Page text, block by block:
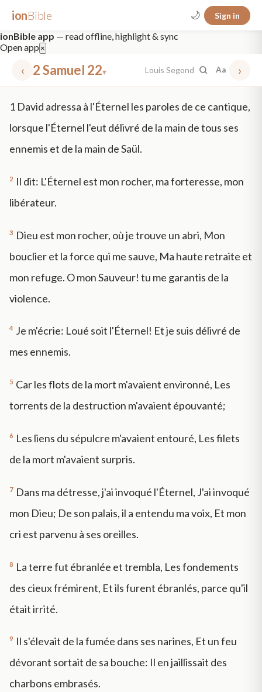
ionBible 🌙 Sign in
ionBible app — read offline, highlight & sync
Open app ×
‹ 2 Samuel 22▾ Louis Segond Aa ›
✕
nt faith "peace that passeth" grace -law
1 David adressa à l'Éternel les paroles de ce cantique,
lorsque l'Éternel l'eut délivré de la main de tous ses
ennemis et de la main de Saül.
2 Il dit: L'Éternel est mon rocher, ma forteresse, mon
libérateur.
3 Dieu est mon rocher, où je trouve un abri, Mon
bouclier et la force qui me sauve, Ma haute retraite et
mon refuge. O mon Sauveur! tu me garantis de la
violence.
4 Je m'écrie: Loué soit l'Éternel! Et je suis délivré de
mes ennemis.
5 Car les flots de la mort m'avaient environné, Les
torrents de la destruction m'avaient épouvanté;
6 Les liens du sépulcre m'avaient entouré, Les filets
de la mort m'avaient surpris.
7 Dans ma détresse, j'ai invoqué l'Éternel, J'ai invoqué
mon Dieu; De son palais, il a entendu ma voix, Et mon
cri est parvenu à ses oreilles.
8 La terre fut ébranlée et trembla, Les fondements
des cieux frémirent, Et ils furent ébranlés, parce qu'il
était irrité.
9 Il s'élevait de la fumée dans ses narines, Et un feu
dévorant sortait de sa bouche: Il en jaillissait des
charbons embrasés.